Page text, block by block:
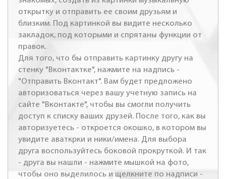
открытку и отправить ее своим друзьям и
близким. Под картинкой вы видите несколько
закладок, под которыми и спрятаны функции от
правок.
Для того, что бы отправить картинку другу на
стенку "Вконтактке", нажмите на надпись -
"Отправить Вконтакт". Вам будет предложено
авторизоваться через вашу учетную запись на
сайте "Вконтакте", чтобы вы смогли получить
доступ к списку ваших друзей. После того, как вы
авторизуетесь - откроется окошко, в котором вы
увидите аваткрки и ники/имена. Для выбора
друга воспользуйтесь боковой прокруткой. И так
- друга вы нашли - нажмите мышкой на фото,
чтобы оно выделилось и щелкните по надписи -